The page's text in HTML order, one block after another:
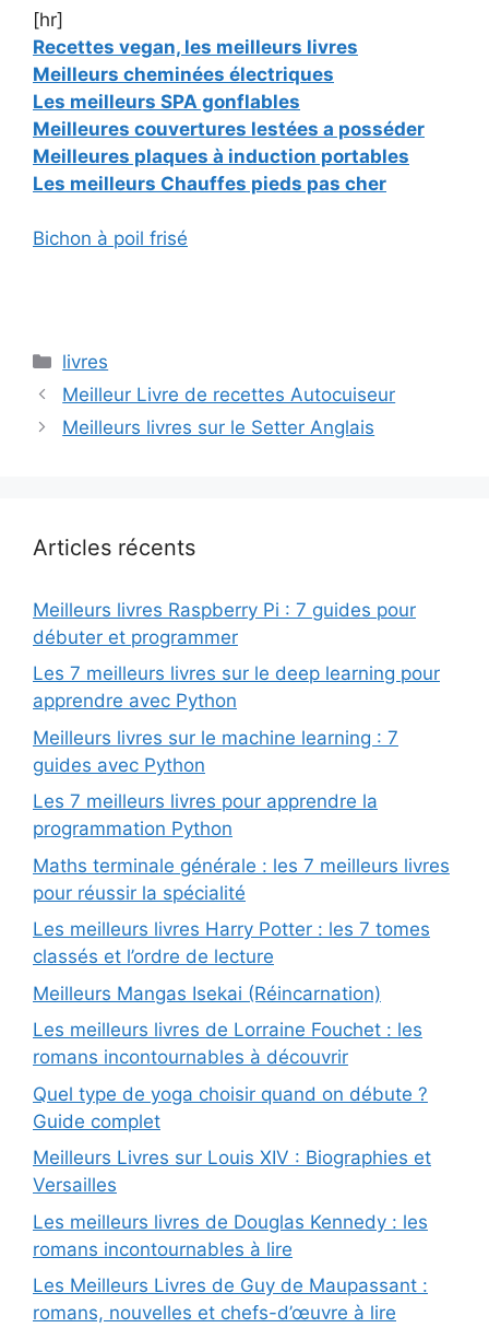
[hr]
Recettes vegan, les meilleurs livres
Meilleurs cheminées électriques
Les meilleurs SPA gonflables
Meilleures couvertures lestées a posséder
Meilleures plaques à induction portables
Les meilleurs Chauffes pieds pas cher
Bichon à poil frisé
Catégories
livres
Meilleur Livre de recettes Autocuiseur
Meilleurs livres sur le Setter Anglais
Articles récents
Meilleurs livres Raspberry Pi : 7 guides pour
débuter et programmer
Les 7 meilleurs livres sur le deep learning pour
apprendre avec Python
Meilleurs livres sur le machine learning : 7
guides avec Python
Les 7 meilleurs livres pour apprendre la
programmation Python
Maths terminale générale : les 7 meilleurs livres
pour réussir la spécialité
Les meilleurs livres Harry Potter : les 7 tomes
classés et l’ordre de lecture
Meilleurs Mangas Isekai (Réincarnation)
Les meilleurs livres de Lorraine Fouchet : les
romans incontournables à découvrir
Quel type de yoga choisir quand on débute ?
Guide complet
Meilleurs Livres sur Louis XIV : Biographies et
Versailles
Les meilleurs livres de Douglas Kennedy : les
romans incontournables à lire
Les Meilleurs Livres de Guy de Maupassant :
romans, nouvelles et chefs-d’œuvre à lire